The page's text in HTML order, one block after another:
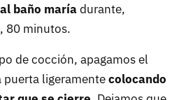
baño maríadurante,
80 minutos.
de cocción, apagamos el
puerta ligeramentecolocando